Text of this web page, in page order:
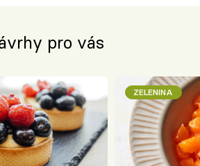
pro vás
ZELENINA